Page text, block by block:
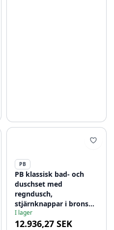
PB
PB klassisk bad- och
duschset med
regndusch,
stjärnknappar i brons
1208855872
I lager
12.936,27 SEK